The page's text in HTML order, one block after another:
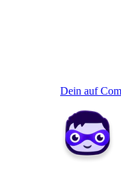
Dein auf